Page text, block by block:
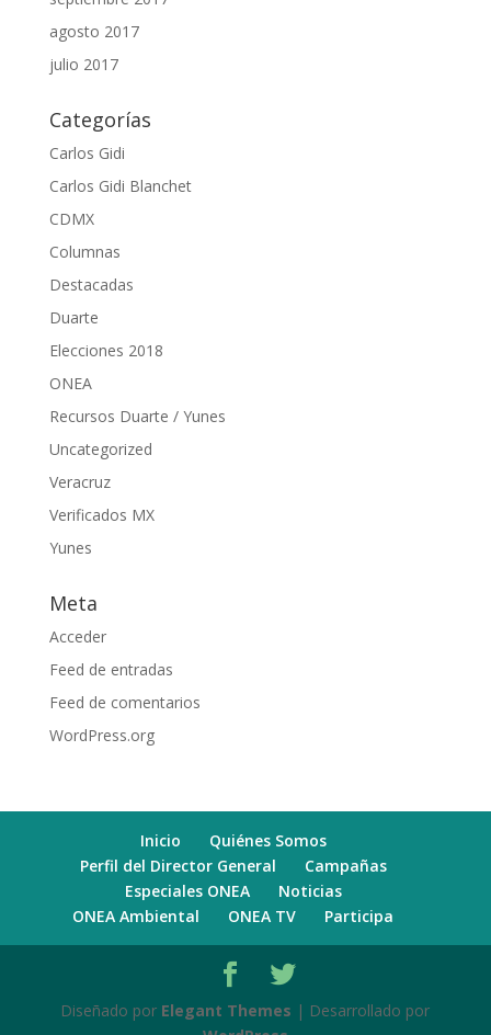
agosto 2017
julio 2017
Categorías
Carlos Gidi
Carlos Gidi Blanchet
CDMX
Columnas
Destacadas
Duarte
Elecciones 2018
ONEA
Recursos Duarte / Yunes
Uncategorized
Veracruz
Verificados MX
Yunes
Meta
Acceder
Feed de entradas
Feed de comentarios
WordPress.org
Inicio
Quiénes Somos
Perfil del Director General
Campañas
Especiales ONEA
Noticias
ONEA Ambiental
ONEA TV Participa
Diseñado por Elegant Themes | Desarrollado por